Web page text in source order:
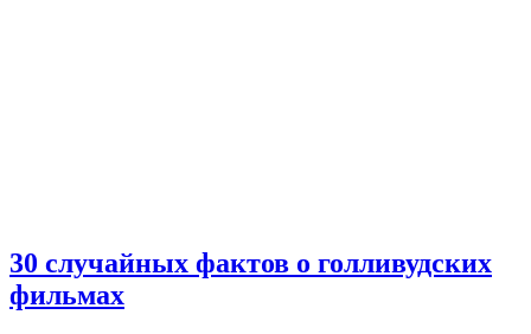
30 случайных фактов о голливудских
фильмах